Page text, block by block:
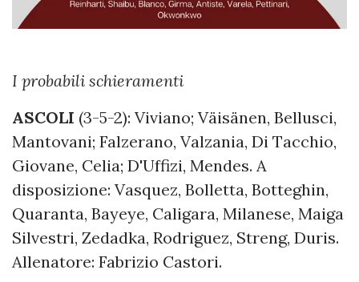
I probabili schieramenti
ASCOLI (3-5-2): Viviano; Väisänen, Bellusci,
Mantovani; Falzerano, Valzania, Di Tacchio,
Giovane, Celia; D'Uffizi, Mendes. A
disposizione: Vasquez, Bolletta, Botteghin,
Quaranta, Bayeye, Caligara, Milanese, Maiga
Silvestri, Zedadka, Rodriguez, Streng, Duris.
Allenatore: Fabrizio Castori.